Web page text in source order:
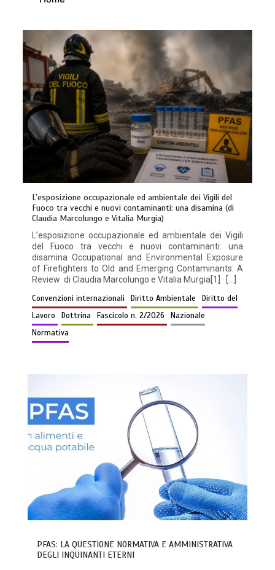
L’esposizione occupazionale ed ambientale dei Vigili del
Fuoco tra vecchi e nuovi contaminanti: una disamina (di
Claudia Marcolungo e Vitalia Murgia)
L’esposizione occupazionale ed ambientale dei Vigili
del Fuoco tra vecchi e nuovi contaminanti: una
disamina Occupational and Environmental Exposure
of Firefighters to Old and Emerging Contaminants: A
Review di Claudia Marcolungo e Vitalia Murgia[1] […]
Convenzioni internazionali
Diritto Ambientale
Diritto del
Lavoro
Dottrina Fascicolo n. 2/2026
Nazionale
Normativa
PFAS: LA QUESTIONE NORMATIVA E AMMINISTRATIVA
DEGLI INQUINANTI ETERNI